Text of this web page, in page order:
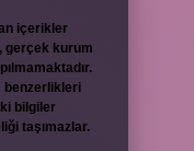
içerikler
gerçek kurum
benzerlikleri
bilgiler
taşımazlar.